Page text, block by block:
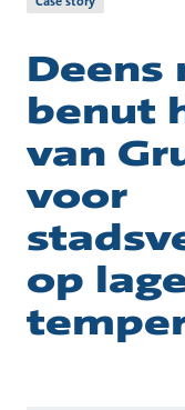
Deens
benut
van
voor
op